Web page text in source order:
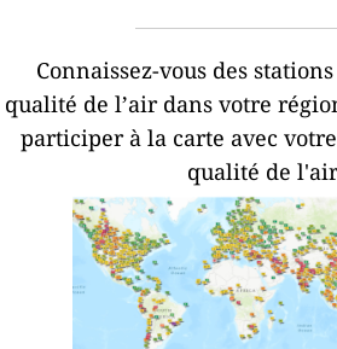
Connaissez-vous des
qualité de l’air dans votre
participer à la carte avec
qualité de